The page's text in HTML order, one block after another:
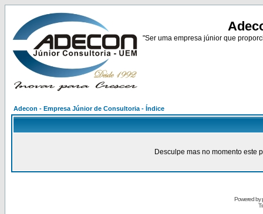
"Ser uma empresa júnior que
Adecon - Empresa Júnior de Consultoria - Índice
Desculpe mas no momento este
Powered by